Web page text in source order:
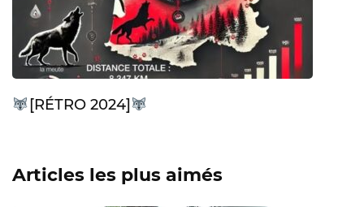
[RÉTRO 2024]
Articles les plus aimés